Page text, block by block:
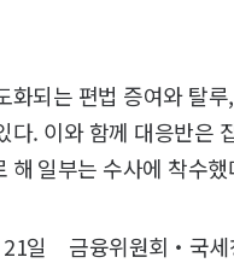
화되는 편법 증여와 탈
다. 이와 함께 대응반은
해 일부는 수사에 착수했
일 금융위원회‧국세